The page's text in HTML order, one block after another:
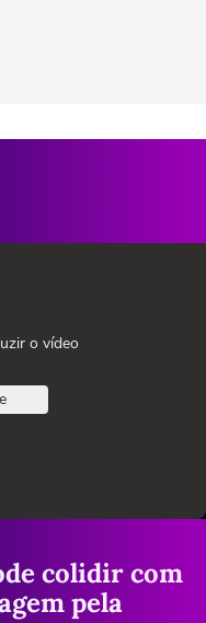
o vídeo
colidir com
pela